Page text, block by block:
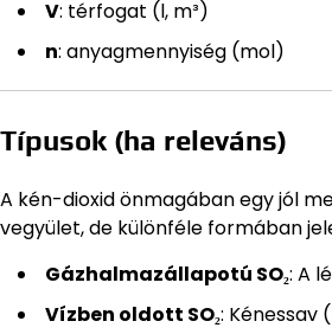
V: térfogat (l, m³)
n: anyagmennyiség (mol)
Típusok (ha releváns)
A kén-dioxid önmagában egy jól
vegyület, de különféle formában
Gázhalmazállapotú SO₂: A
Vízben oldott SO₂: Kénessav